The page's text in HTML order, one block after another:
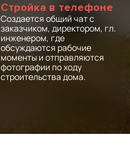
Стройка в телефоне
Создается общий чат с
заказчиком, директором, гл.
инженером, где
обсуждаются рабочие
моменты и отправляются
фотографии по ходу
строительства дома.